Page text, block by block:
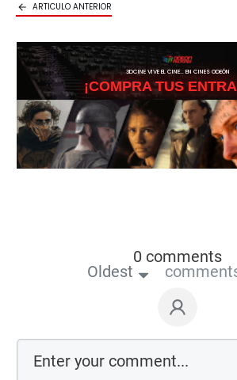
ARTICULO ANTERIOR
3DCINE VIVE EL CINE… EN CINES ODEÓN
¡COMPRA TUS
0 comments
Oldest